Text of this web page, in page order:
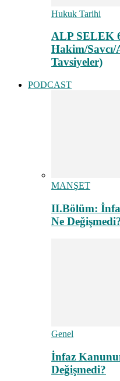
Hukuk Tarihi
ALP SELEK
Hakim/
Tavsiyeler)
PODCAST
MANŞET
II.Bölüm:
Ne
Genel
İnfaz
Değişmedi?